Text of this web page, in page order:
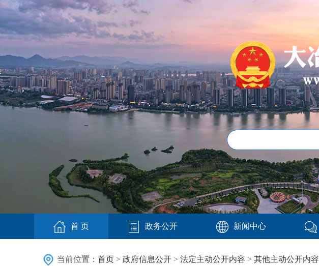
首 页 政务公开 新闻中心
当前位置： 首页 > 政府信息公开 > 法定主动公开内容 > 其他主动公开内容